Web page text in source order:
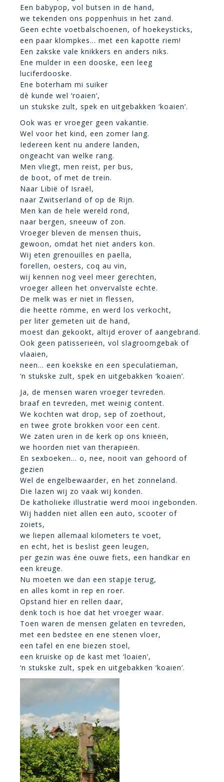
Een babypop, vol butsen in de hand,
we tekenden ons poppenhuis in het zand.
Geen echte voetbalschoenen, of hoekeysticks,
een paar klompkes… met een kapotte riem!
Een zakske vale knikkers en anders niks.
Ene mulder in een dooske, een leeg
luciferdooske.
Ene boterham mi suiker
dè kunde wel ‘roaien’,
un stukske zult, spek en uitgebakken ‘koaien’.
Ook was er vroeger geen vakantie.
Wel voor het kind, een zomer lang.
Iedereen kent nu andere landen,
ongeacht van welke rang.
Men vliegt, men reist, per bus,
de boot, of met de trein.
Naar Libië of Israël,
naar Zwitserland of op de Rijn.
Men kan de hele wereld rond,
naar bergen, sneeuw of zon.
Vroeger bleven de mensen thuis,
gewoon, omdat het niet anders kon.
Wij eten grenouilles en paella,
forellen, oesters, coq au vin,
wij kennen nog veel meer gerechten,
vroeger alleen het onvervalste echte.
De melk was er niet in flessen,
die heette römme, en werd los verkocht,
per liter gemeten uit de hand,
moest dan gekookt, altijd erover of aangebrand.
Ook geen patisserieën, vol slagroomgebak of
vlaaien,
neen… een koekske en een speculatieman,
‘n stukske zult, spek en uitgebakken ‘koaien’.
Ja, de mensen waren vroeger tevreden.
braaf en tevreden, met weinig content.
We kochten wat drop, sep of zoethout,
en twee grote brokken voor een cent.
We zaten uren in de kerk op ons knieën,
we hoorden niet van therapieën.
En sexboeken… o, nee, nooit van gehoord of
gezien
Wel de engelbewaarder, en het zonneland.
Die lazen wij zo vaak wij konden.
De katholieke illustratie werd mooi ingebonden.
Wij hadden niet allen een auto, scooter of
zoiets,
we liepen allemaal kilometers te voet,
en echt, het is beslist geen leugen,
per gezin was éne ouwe fiets, een handkar en
een kreuge.
Nu moeten we dan een stapje terug,
en alles komt in rep en roer.
Opstand hier en rellen daar,
denk toch is hoe dat het vroeger waar.
Toen waren de mensen gelaten en tevreden,
met een bedstee en ene stenen vloer,
een tafel en ene biezen stoel,
een kruiske op de kast met ‘loaien’,
‘n stukske zult, spek en uitgebakken ‘koaien’.